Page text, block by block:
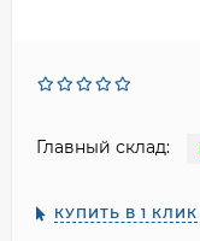
Главный склад:
КУПИТЬ В 1 КЛИК